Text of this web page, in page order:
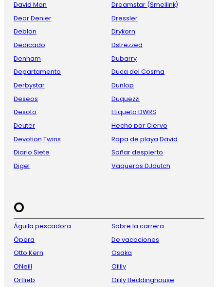
David Man
Dear Denier
Deblon
Dedicado
Denham
Departamento
Derbystar
Deseos
Desoto
Deuter
Devotion Twins
Diario Siete
Digel
Dreamstar (Smellink)
Dressler
Drykorn
Dstrezzed
Dubarry
Duca del Cosma
Dunlop
Duquezzi
Etiqueta DWRS
Hecho por Ciervo
Ropa de playa David
Soñar despierto
Vaqueros DJdutch
O
Águila pescadora
Ópera
Otto Kern
ONeill
Ortlieb
Sobre la carrera
De vacaciones
Osaka
Oilily
Oilily Beddinghouse